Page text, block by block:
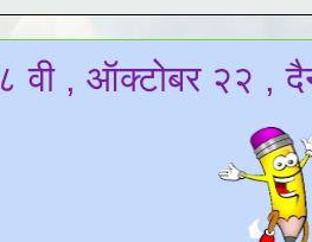
८ वी , ऑक्टोबर २२ ,